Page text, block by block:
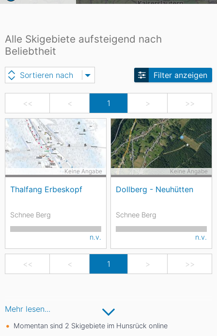
Alle Skigebiete aufsteigend nach
Beliebtheit
<< < 1 > >>
Sortieren nach Filter anzeigen
Thalfang Erbeskopf
Keine Angabe
Schnee Berg
n.v.
Dollberg - Neuhütten
Keine Angabe
Schnee Berg
n.v.
<< < 1 > >>
Mehr lesen...
Momentan sind 2 Skigebiete im Hunsrück online